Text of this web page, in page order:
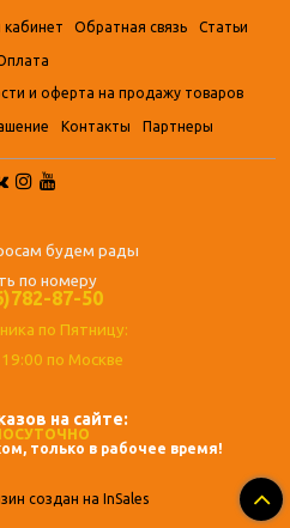
Обратная связь Статьи
и оферта на продажу товаров
Контакты Партнеры
будем рады
по номеру
87-50
по Пятницу:
по Москве
на сайте:
только в рабочее время!
создан на InSales